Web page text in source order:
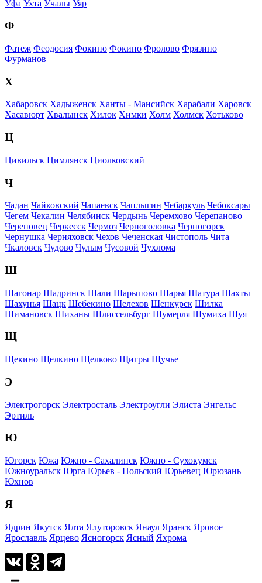
Уфа Ухта Учалы Уяр
Ф
Фатеж Феодосия Фокино Фокино Фролово Фрязино
Фурманов
Х
Хабаровск Хадыженск Ханты - Мансийск Харабали Харовск
Хасавюрт Хвалынск Хилок Химки Холм Холмск Хотьково
Ц
Цивильск Цимлянск Циолковский
Ч
Чадан Чайковский Чапаевск Чаплыгин Чебаркуль Чебоксары
Чегем Чекалин Челябинск Чердынь Черемхово Черепаново
Череповец Черкесск Чермоз Черноголовка Черногорск
Чернушка Черняховск Чехов Чеченская Чистополь Чита
Чкаловск Чудово Чулым Чусовой Чухлома
Ш
Шагонар Шадринск Шали Шарыпово Шарья Шатура Шахты
Шахунья Шацк Шебекино Шелехов Шенкурск Шилка
Шимановск Шиханы Шлиссельбург Шумерля Шумиха Шуя
Щ
Щекино Щелкино Щелково Щигры Щучье
Э
Электрогорск Электросталь Электроугли Элиста Энгельс
Эртиль
Ю
Югорск Южа Южно - Сахалинск Южно - Сухокумск
Южноуральск Юрга Юрьев - Польский Юрьевец Юрюзань
Юхнов
Я
Ядрин Якутск Ялта Ялуторовск Янаул Яранск Яровое
Ярославль Ярцево Ясногорск Ясный Яхрома